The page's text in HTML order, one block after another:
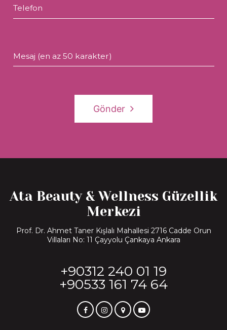
Telefon
Mesaj (en az 50 karakter)
Gönder
Ata Beauty & Wellness Güzellik
Merkezi
Prof. Dr. Ahmet Taner Kışlalı Mahallesi 2716 Cadde Orun
Villaları No: 11 Çayyolu Çankaya Ankara
+90312 240 01 19
+90533 161 74 64